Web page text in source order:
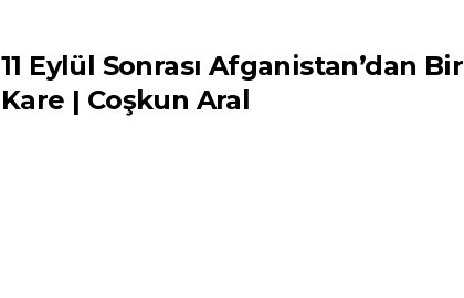
11 Eylül Sonrası Afganistan’dan Bir
Kare | Coşkun Aral